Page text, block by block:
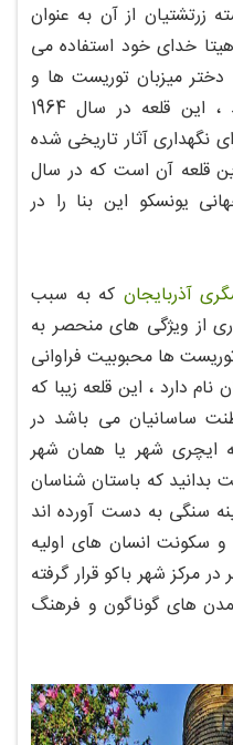
زرتشتیان از آن به عنوان
خدای خود استفاده می
دختر میزبان توریست ها و
گردشگران بی شماری می باشد ، این قلعه در سال 1964
نگهداری آثار تاریخی شده
قلعه آن است که در سال
یونسکو این بنا را در
آذربایجان که به سبب
از ویژگی های منحصر به
ها محبوبیت فراوانی
دارد ، این قلعه زیبا که
ساسانیان می باشد در
ایچری شهر یا همان شهر
که باستان شناسان
سنگی به دست آورده اند
سکونت انسان های اولیه
مرکز شهر باکو قرار گرفته
های گوناگون و فرهنگ